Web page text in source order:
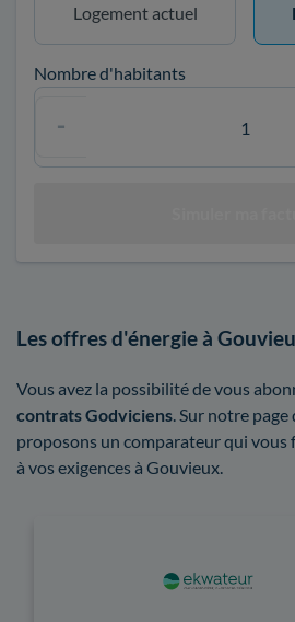
Logement actuel
Nombre d'habitants
Les offres d'énergie à
Vous avez la possibilité de vous
contrats Godviciens . Sur notre
proposons un comparateur qui
à vos exigences à Gouvieux.